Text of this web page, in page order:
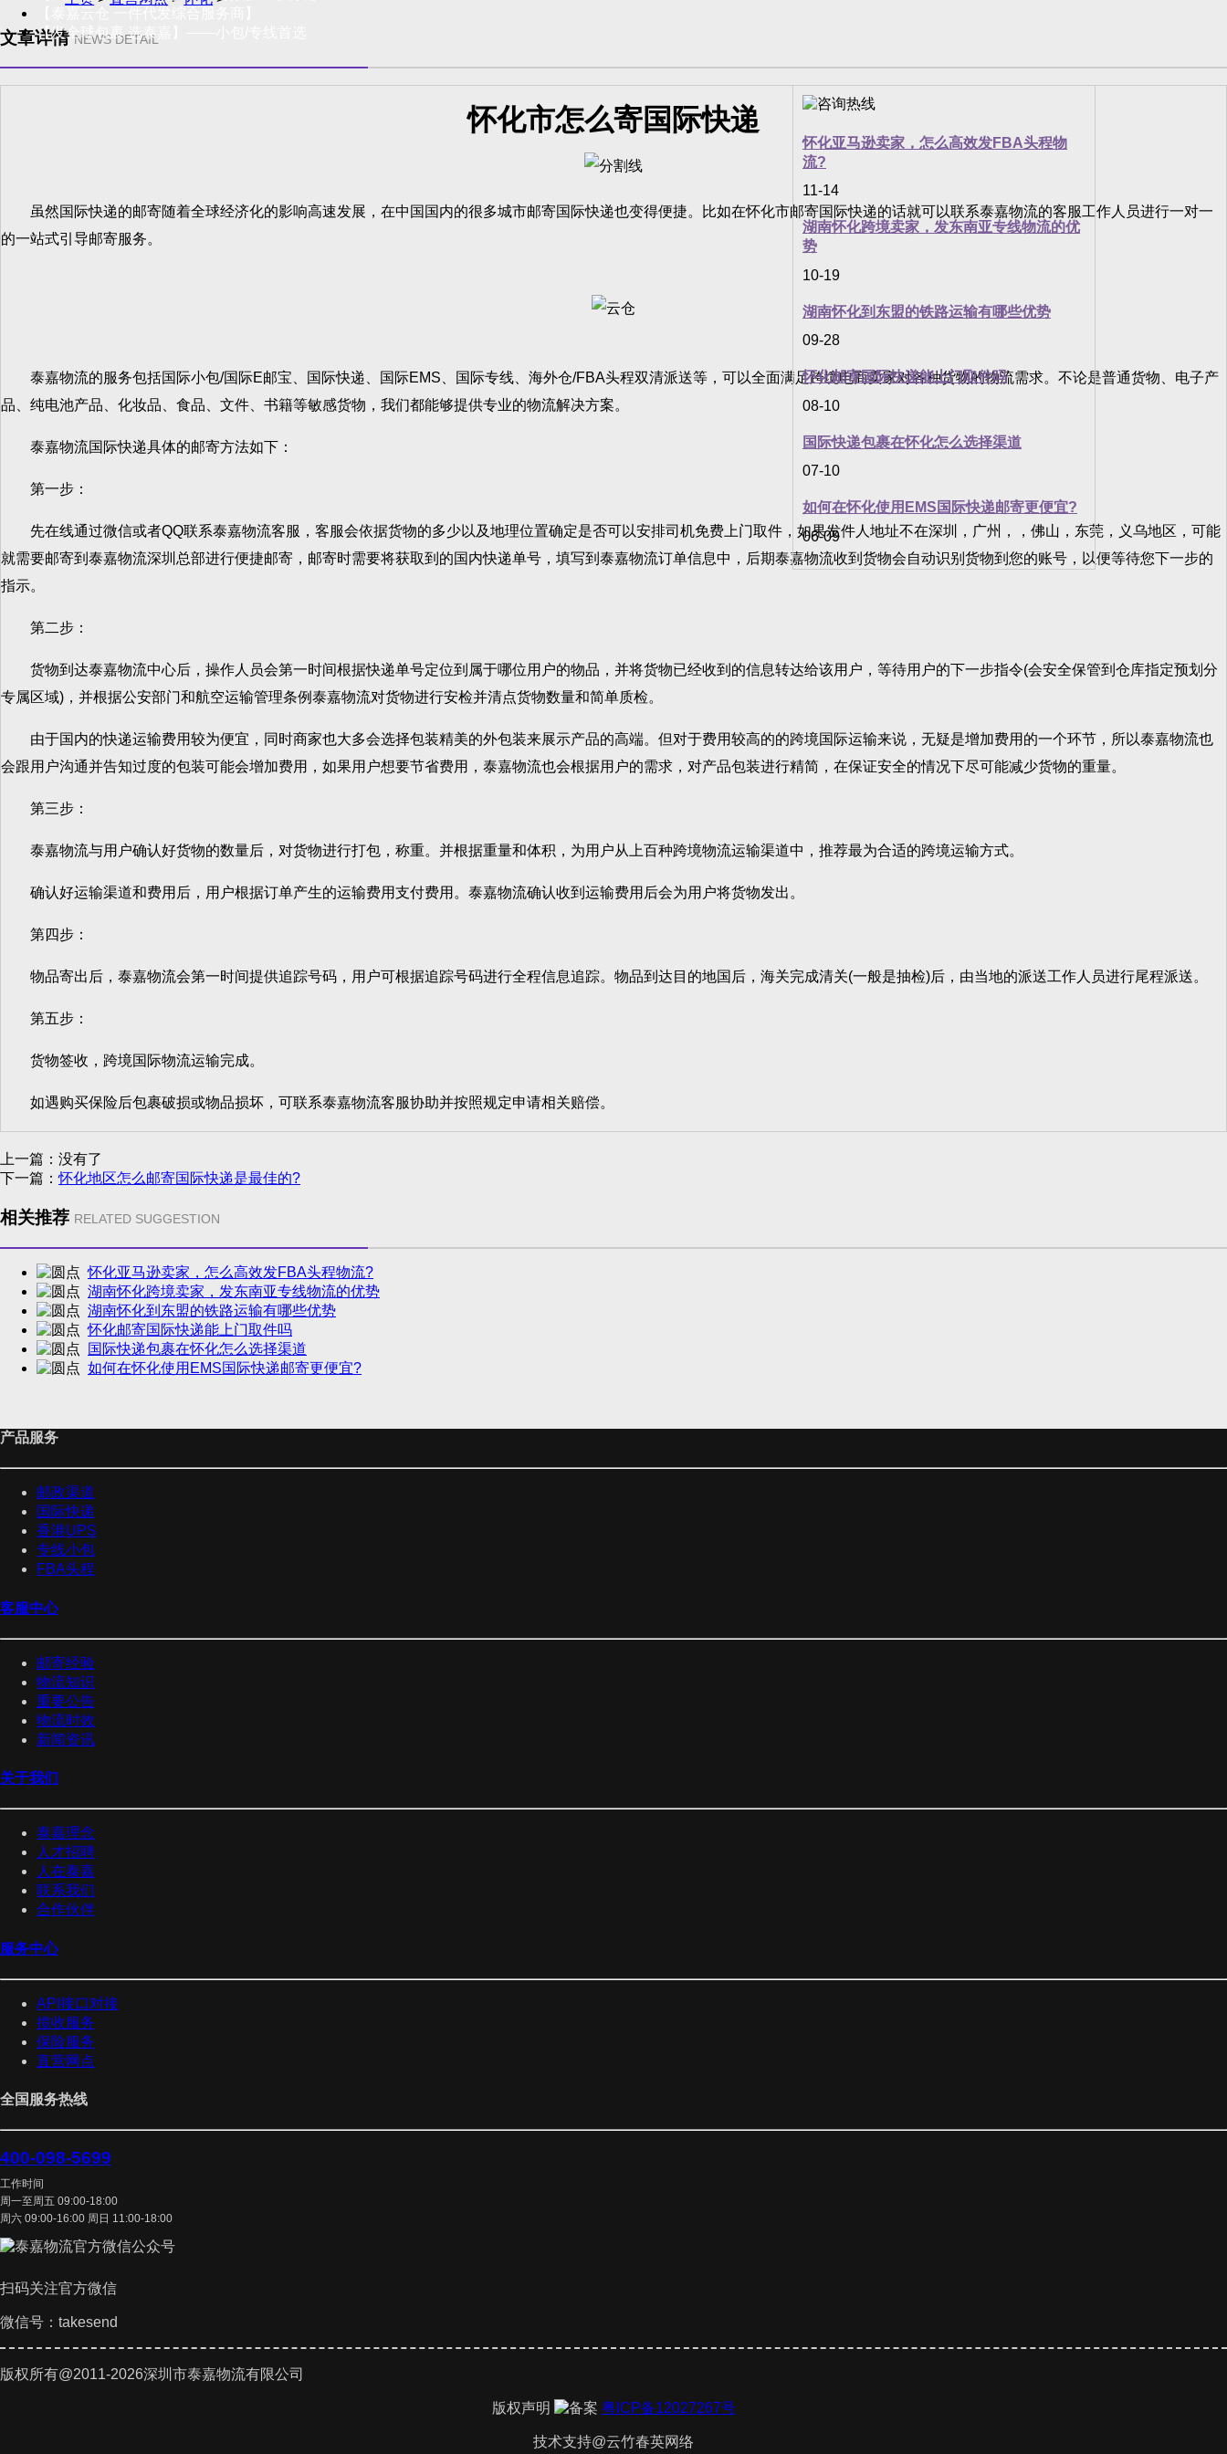
【发全球包裹 选泰嘉】——小包/专线首选
文章详情 NEWS DETAIL
怀化亚马逊卖家，怎么高效发FBA头程物
流?
11-14
湖南怀化跨境卖家，发东南亚专线物流的优
势
10-19
湖南怀化到东盟的铁路运输有哪些优势
09-28
怀化邮寄国际快递能上门取件吗
08-10
国际快递包裹在怀化怎么选择渠道
07-10
如何在怀化使用EMS国际快递邮寄更便宜?
06-09
怀化市怎么寄国际快递
虽然国际快递的邮寄随着全球经济化的影响高速发展，在中国国内的很多城市邮寄国际快递也变得便捷。比如在怀化市邮寄国际快递的话就可以联系泰嘉物流的客服工作人员进行一对一
的一站式引导邮寄服务。
泰嘉物流的服务包括国际小包/国际E邮宝、国际快递、国际EMS、国际专线、海外仓/FBA头程双清派送等，可以全面满足跨境电商卖家对各种货物的物流需求。不论是普通货物、电子产
品、纯电池产品、化妆品、食品、文件、书籍等敏感货物，我们都能够提供专业的物流解决方案。
泰嘉物流国际快递具体的邮寄方法如下：
第一步：
先在线通过微信或者QQ联系泰嘉物流客服，客服会依据货物的多少以及地理位置确定是否可以安排司机免费上门取件，如果发件人地址不在深圳，广州，，佛山，东莞，义乌地区，可能
就需要邮寄到泰嘉物流深圳总部进行便捷邮寄，邮寄时需要将获取到的国内快递单号，填写到泰嘉物流订单信息中，后期泰嘉物流收到货物会自动识别货物到您的账号，以便等待您下一步的
指示。
第二步：
货物到达泰嘉物流中心后，操作人员会第一时间根据快递单号定位到属于哪位用户的物品，并将货物已经收到的信息转达给该用户，等待用户的下一步指令(会安全保管到仓库指定预划分
专属区域)，并根据公安部门和航空运输管理条例泰嘉物流对货物进行安检并清点货物数量和简单质检。
由于国内的快递运输费用较为便宜，同时商家也大多会选择包装精美的外包装来展示产品的高端。但对于费用较高的的跨境国际运输来说，无疑是增加费用的一个环节，所以泰嘉物流也
会跟用户沟通并告知过度的包装可能会增加费用，如果用户想要节省费用，泰嘉物流也会根据用户的需求，对产品包装进行精简，在保证安全的情况下尽可能减少货物的重量。
第三步：
泰嘉物流与用户确认好货物的数量后，对货物进行打包，称重。并根据重量和体积，为用户从上百种跨境物流运输渠道中，推荐最为合适的跨境运输方式。
确认好运输渠道和费用后，用户根据订单产生的运输费用支付费用。泰嘉物流确认收到运输费用后会为用户将货物发出。
第四步：
物品寄出后，泰嘉物流会第一时间提供追踪号码，用户可根据追踪号码进行全程信息追踪。物品到达目的地国后，海关完成清关(一般是抽检)后，由当地的派送工作人员进行尾程派送。
第五步：
货物签收，跨境国际物流运输完成。
如遇购买保险后包裹破损或物品损坏，可联系泰嘉物流客服协助并按照规定申请相关赔偿。
上一篇：没有了
下一篇：怀化地区怎么邮寄国际快递是最佳的?
相关推荐 RELATED SUGGESTION
怀化亚马逊卖家，怎么高效发FBA头程物流?
湖南怀化跨境卖家，发东南亚专线物流的优势
湖南怀化到东盟的铁路运输有哪些优势
怀化邮寄国际快递能上门取件吗
国际快递包裹在怀化怎么选择渠道
如何在怀化使用EMS国际快递邮寄更便宜?
产品服务
邮政渠道
国际快递
香港UPS
专线小包
FBA头程
客服中心
邮寄经验
物流知识
重要公告
物流时效
新闻资讯
关于我们
泰嘉理念
人才招聘
人在泰嘉
联系我们
合作伙伴
服务中心
API接口对接
揽收服务
保险服务
直营网点
全国服务热线
400-098-5699
工作时间
周一至周五 09:00-18:00
周六 09:00-16:00 周日 11:00-18:00
扫码关注官方微信
微信号：takesend
版权所有@2011-2026深圳市泰嘉物流有限公司
版权声明 粤ICP备12027267号
技术支持@云竹春英网络